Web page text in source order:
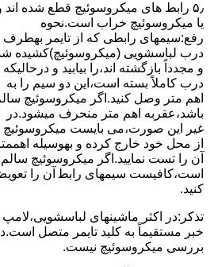
۵٫ رابط های ﻣﯿﮑﺮوﺳﻮﺋﯿﭻ ﻗﻄﻊ شده اند
ﯾﺎ ﻣﯿﮑﺮوﺳﻮﺋﯿﭻ ﺧﺮاب اﺳﺖ.نحوه
رفع:سیمهای راﺑﻄﯽ ﮐﻪ از ﺗﺎﯾﻤﺮ بهطرف
درب لباسشویی (ﻣﯿﮑﺮوﺳﻮﺋﯿﭻ)کشیده
و مجدداً بازگشته اند،را ﺑﯿﺎﺑﯿﺪ و درحالیکه
درب کاملاً ﺑﺴﺘﻪ اﺳﺖ،اﯾﻦ دو ﺳﯿﻢ را ﺑﻪ
اﻫﻢ ﻣﺘﺮ وصل کنید.اﮔﺮ ﻣﯿﮑﺮوﺳﻮﺋﯿﭻ
ﺑﺎﺷﺪ،ﻋﻘﺮﺑﻪ اهم متر ﻣﻨﺤﺮف میشود.در
ﻏﯿﺮ اﯾﻦ ﺻﻮرت،می بایست ﻣﯿﮑﺮوﺳﻮﺋﯿﭻ
از ﻣﺤﻞ خود ﺧﺎرج کرده و بهوسیله
آن را ﺗﺴﺖ ﻧﻤﺎﯾﯿﺪ.اﮔﺮ ﻣﯿﮑﺮوﺳﻮﺋﯿﭻ ﺳﺎﻟﻢ
اﺳﺖ،ﮐﺎﻓﯿﺴﺖ سیمهای راﺑﻄ آن را
کنید.
ﺗﺬﮐﺮ:در اﮐﺜﺮ ماشینهای لباسشویی،ﻻﻣﭗ
ﺧﺒﺮ مستقیماً ﺑﻪ ﮐﻠﯿﺪ ﺗﺎﯾﻤﺮ ﻣﺘﺼﻞ
بررسی ﻣﯿﮑﺮوﺳﻮﺋﯿﭻ نیست.